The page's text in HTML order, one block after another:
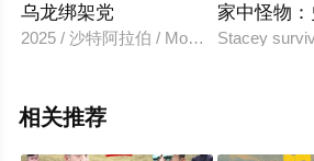
乌龙绑架党
2025 / 沙特阿拉伯 /
家中怪物
Stacey
相关推荐